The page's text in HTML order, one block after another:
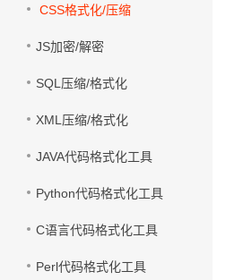
CSS格式化/压缩
JS加密/解密
SQL压缩/格式化
XML压缩/格式化
JAVA代码格式化工具
Python代码格式化工具
C语言代码格式化工具
Perl代码格式化工具